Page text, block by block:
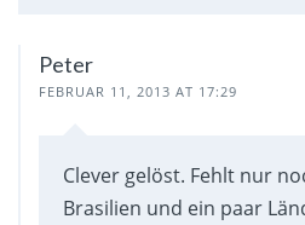
Peter
FEBRUAR 11, 2013 AT 17:29
Clever gelöst. Fehlt nur
Brasilien und ein paar